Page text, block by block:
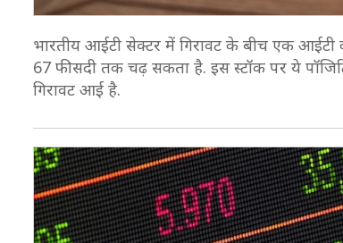
भारतीय आईटी सेक्‍टर में गिरावट के बीच एक
67 फीसदी तक चढ़ सकता है. इस स्‍टॉक पर ये
गिरावट आई है.